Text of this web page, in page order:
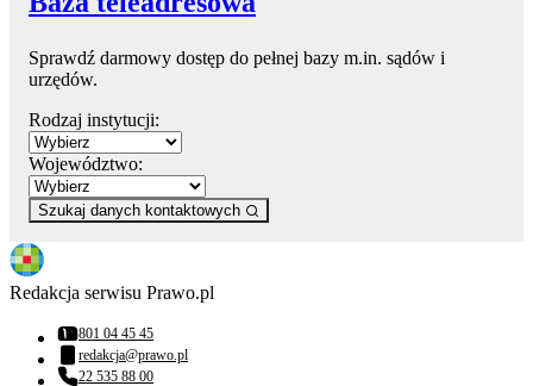
Sprawdź darmowy dostęp do pełnej bazy m.in. sądów i
urzędów.
Rodzaj instytucji:
Województwo:
Szukaj danych kontaktowych
Redakcja serwisu Prawo.pl
Numer telefonu:
801 04 45 45
Adres email:
redakcja@prawo.pl
22 535 88 00